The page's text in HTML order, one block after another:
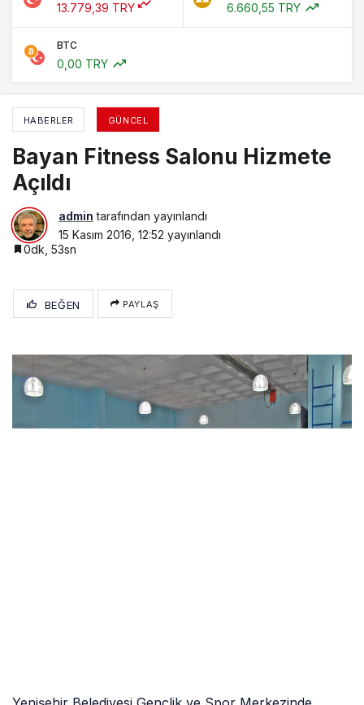
13.779,39 TRY 6.660,55 TRY
BTC
0,00 TRY
HABERLER GÜNCEL
Bayan Fitness Salonu Hizmete
Açıldı
admin tarafından yayınlandı
15 Kasım 2016, 12:52 yayınlandı
0dk, 53sn
BEĞEN PAYLAŞ